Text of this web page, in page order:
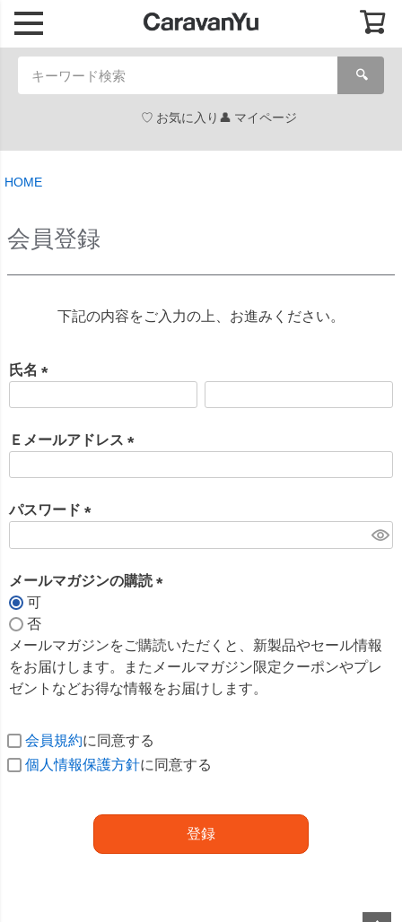
🔍
お気に入り マイページ
HOME
会員登録
下記の内容をご入力の上、お進みください。
氏名
須
Ｅメールアドレス
パスワード
須
メールマガジンの購読
須
)
可
否
メールマガジンをご購読いただくと、新製品やセール情報
をお届けします。またメールマガジン限定クーポンやプレ
ゼントなどお得な情報をお届けします。
会員規約に同意する
個人情報保護方針に同意する
登録